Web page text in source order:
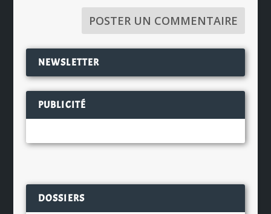
NEWSLETTER
PUBLICITÉ
DOSSIERS